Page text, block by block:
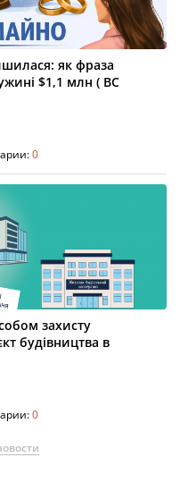
як фраза
$1,1 млн ( ВС
0
захисту
будівництва в
0